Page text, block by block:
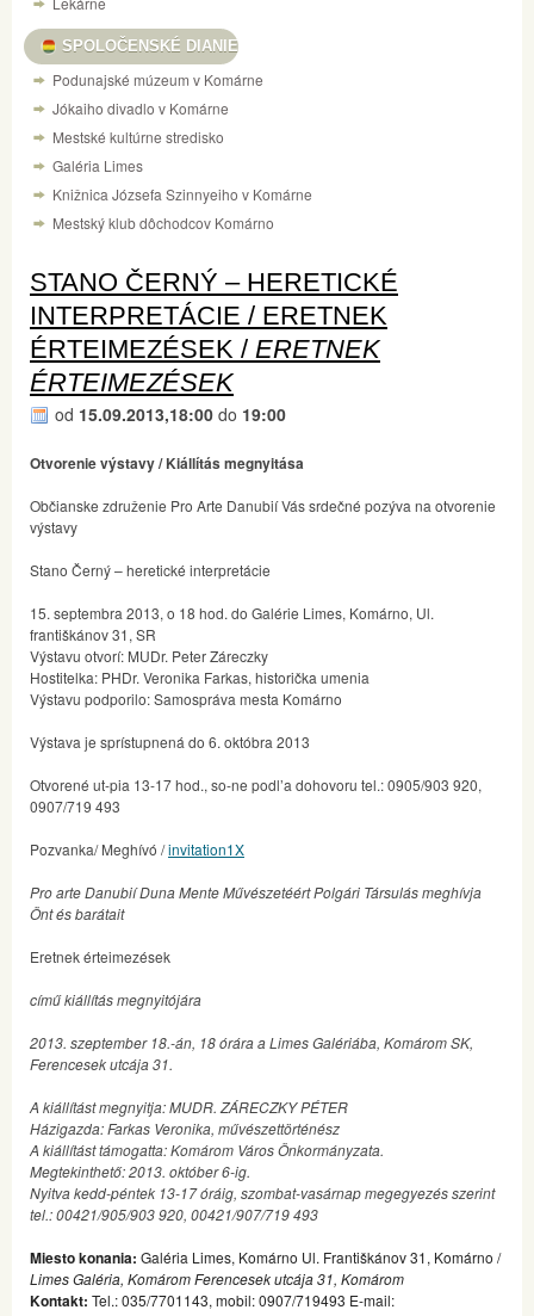
SPOLOČENSKÉ DIANIE
Podunajské múzeum v Komárne
Jókaiho divadlo v Komárne
Mestské kultúrne stredisko
Galéria Limes
Knižnica Józsefa Szinnyeiho v Komárne
Mestský klub dôchodcov Komárno
STANO ČERNÝ – HERETICKÉ
INTERPRETÁCIE / ERETNEK
ÉRTEIMEZÉSEK / ERETNEK
ÉRTEIMEZÉSEK
od 15.09.2013,18:00 do 19:00
Otvorenie výstavy / Kiállítás megnyitása
Občianske združenie Pro Arte Danubií Vás srdečné pozýva na otvorenie
výstavy
Stano Černý – heretické interpretácie
15. septembra 2013, o 18 hod. do Galérie Limes, Komárno, Ul.
františkánov 31, SR
Výstavu otvorí: MUDr. Peter Záreczky
Hostitelka: PHDr. Veronika Farkas, historička umenia
Výstavu podporilo: Samospráva mesta Komárno
Výstava je sprístupnená do 6. októbra 2013
Otvorené ut-pia 13-17 hod., so-ne podl’a dohovoru tel.: 0905/903 920,
0907/719 493
Pozvanka/ Meghívó /invitation1X
Pro arte Danubií Duna Mente Művészetéért Polgári Társulás meghívja
Önt és barátait
Eretnek érteimezések
című kiállítás megnyitójára
2013. szeptember 18.-án, 18 órára a Limes Galériába, Komárom SK,
Ferencesek utcája 31.
A kiállítást megnyitja: MUDR. ZÁRECZKY PÉTER
Házigazda: Farkas Veronika, művészettörténész
A kiállítást támogatta: Komárom Város Önkormányzata.
Megtekinthető: 2013. október 6-ig.
Nyitva kedd-péntek 13-17 óráig, szombat-vasárnap megegyezés szerint
tel.: 00421/905/903 920, 00421/907/719 493
Miesto konania: Galéria Limes, Komárno Ul. Františkánov 31, Komárno /
Limes Galéria, Komárom Ferencesek utcája 31, Komárom
Kontakt: Tel.: 035/7701143, mobil: 0907/719493 E-mail: